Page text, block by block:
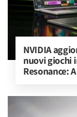
NVIDIA
nuovi giochi
Resonance: